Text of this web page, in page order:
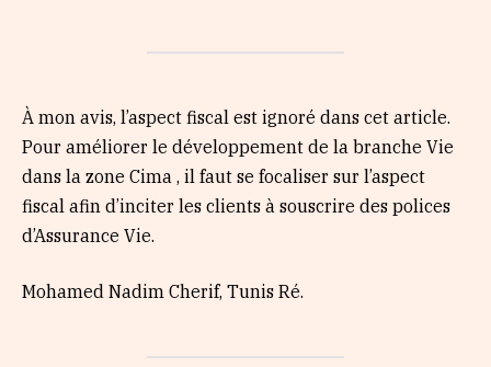
À mon avis, l’aspect fiscal est ignoré dans cet article.
Pour améliorer le développement de la branche Vie
dans la zone Cima , il faut se focaliser sur l’aspect
fiscal afin d’inciter les clients à souscrire des polices
d’Assurance Vie.
Mohamed Nadim Cherif, Tunis Ré.